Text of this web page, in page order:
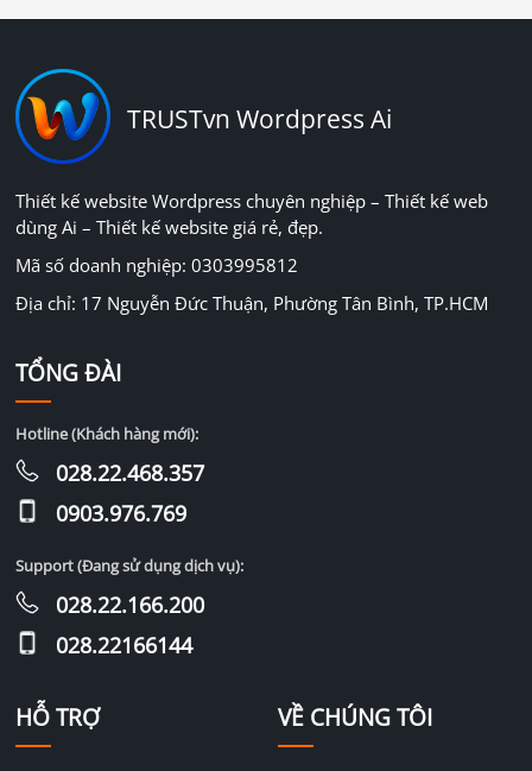
TRUSTvn Wordpress Ai
Thiết kế website Wordpress chuyên nghiệp – Thiết kế web
dùng Ai – Thiết kế website giá rẻ, đẹp.
Mã số doanh nghiệp: 0303995812
Địa chỉ: 17 Nguyễn Đức Thuận, Phường Tân Bình, TP.HCM
HỖ TRỢ VỀ CHÚNG TÔI
TỔNG ĐÀI
Hotline (Khách hàng mới):
028.22.468.357
0903.976.769
Support (Đang sử dụng dịch vụ):
028.22.166.200
028.22166144